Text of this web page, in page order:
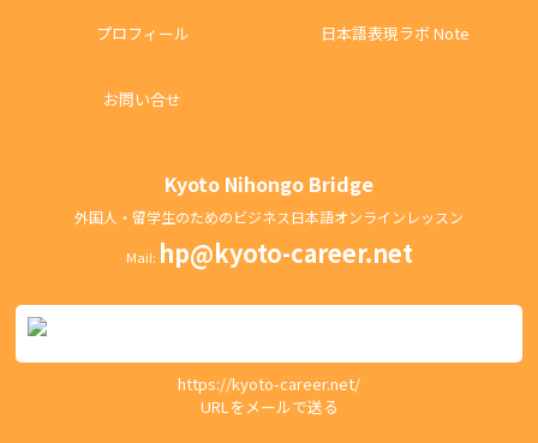
プロフィール 日本語表現ラボ Note
お問い合せ
Kyoto Nihongo Bridge
外国人・留学生のためのビジネス日本語オンラインレッスン
Mail: hp@kyoto-career.net
https://kyoto-career.net/
URLをメールで送る